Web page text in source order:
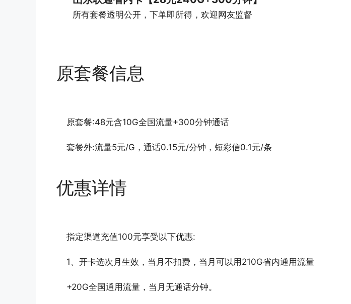
所有套餐透明公开，下单即所得，欢迎网友监督
原套餐信息
原套餐:48元含10G全国流量+300分钟通话
套餐外:流量5元/G，通话0.15元/分钟，短彩信0.1元/条
优惠详情
指定渠道充值100元享受以下优惠:
1、开卡选次月生效，当月不扣费，当月可以用210G省内通用流量
+20G全国通用流量，当月无通话分钟。